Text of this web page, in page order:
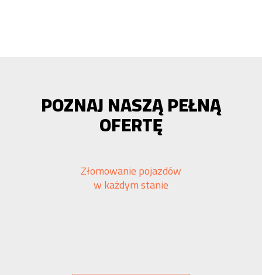
POZNAJ NASZĄ PEŁNĄ
OFERTĘ
Złomowanie pojazdów
w każdym stanie